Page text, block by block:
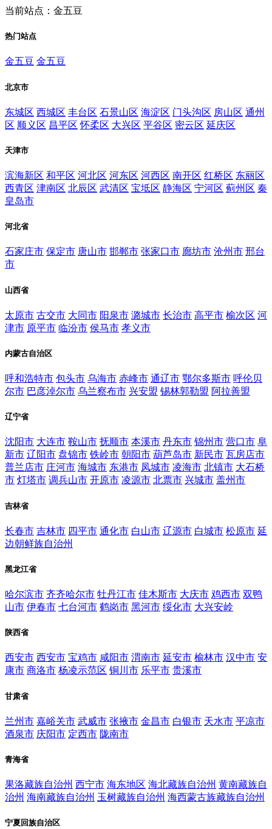
当前站点：金五豆
热门站点
金五豆 金五豆
北京市
东城区 西城区 丰台区 石景山区 海淀区 门头沟区 房山区 通州
区 顺义区 昌平区 怀柔区 大兴区 平谷区 密云区 延庆区
天津市
滨海新区 和平区 河北区 河东区 河西区 南开区 红桥区 东丽区
西青区 津南区 北辰区 武清区 宝坻区 静海区 宁河区 蓟州区 秦
皇岛市
河北省
石家庄市 保定市 唐山市 邯郸市 张家口市 廊坊市 沧州市 邢台
市
山西省
太原市 古交市 大同市 阳泉市 潞城市 长治市 高平市 榆次区 河
津市 原平市 临汾市 侯马市 孝义市
内蒙古自治区
呼和浩特市 包头市 乌海市 赤峰市 通辽市 鄂尔多斯市 呼伦贝
尔市 巴彦淖尔市 乌兰察布市 兴安盟 锡林郭勒盟 阿拉善盟
辽宁省
沈阳市 大连市 鞍山市 抚顺市 本溪市 丹东市 锦州市 营口市 阜
新市 辽阳市 盘锦市 铁岭市 朝阳市 葫芦岛市 新民市 瓦房店市
普兰店市 庄河市 海城市 东港市 凤城市 凌海市 北镇市 大石桥
市 灯塔市 调兵山市 开原市 凌源市 北票市 兴城市 盖州市
吉林省
长春市 吉林市 四平市 通化市 白山市 辽源市 白城市 松原市 延
边朝鲜族自治州
黑龙江省
哈尔滨市 齐齐哈尔市 牡丹江市 佳木斯市 大庆市 鸡西市 双鸭
山市 伊春市 七台河市 鹤岗市 黑河市 绥化市 大兴安岭
陕西省
西安市 西安市 宝鸡市 咸阳市 渭南市 延安市 榆林市 汉中市 安
康市 商洛市 杨凌示范区 铜川市 乐平市 贵溪市
甘肃省
兰州市 嘉峪关市 武威市 张掖市 金昌市 白银市 天水市 平凉市
酒泉市 庆阳市 定西市 陇南市
青海省
果洛藏族自治州 西宁市 海东地区 海北藏族自治州 黄南藏族自
治州 海南藏族自治州 玉树藏族自治州 海西蒙古族藏族自治州
宁夏回族自治区